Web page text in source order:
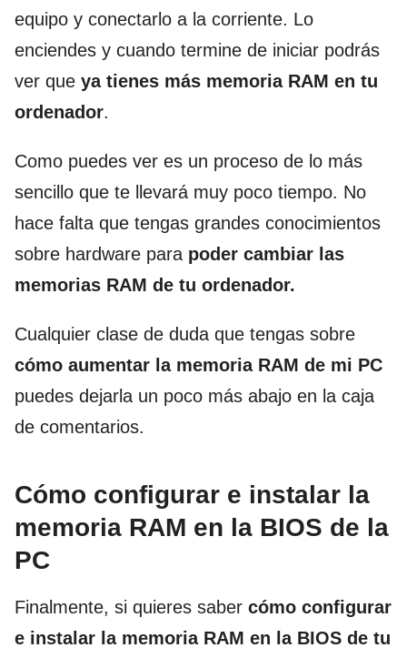
equipo y conectarlo a la corriente. Lo
enciendes y cuando termine de iniciar podrás
ver que ya tienes más memoria RAM en tu
ordenador.
Como puedes ver es un proceso de lo más
sencillo que te llevará muy poco tiempo. No
hace falta que tengas grandes conocimientos
sobre hardware para poder cambiar las
memorias RAM de tu ordenador.
Cualquier clase de duda que tengas sobre
cómo aumentar la memoria RAM de mi PC
puedes dejarla un poco más abajo en la caja
de comentarios.
Cómo configurar e instalar la
memoria RAM en la BIOS de la
PC
Finalmente, si quieres saber cómo configurar
e instalar la memoria RAM en la BIOS de tu